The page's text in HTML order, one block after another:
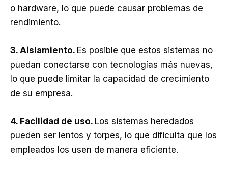
o hardware, lo que puede causar problemas de
rendimiento.
3. Aislamiento. Es posible que estos sistemas no
puedan conectarse con tecnologías más nuevas,
lo que puede limitar la capacidad de crecimiento
de su empresa.
4. Facilidad de uso. Los sistemas heredados
pueden ser lentos y torpes, lo que dificulta que los
empleados los usen de manera eficiente.